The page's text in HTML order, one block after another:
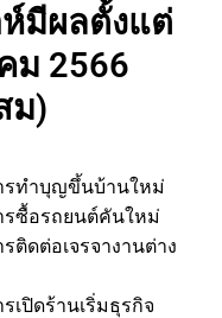
มีผลตั้งแต่
ม 2566
ม)
รทำบุญขึ้นบ้านใหม่
รซื้อรถยนต์คันใหม่
ติดต่อเจรจางานต่าง
เปิดร้านเริ่มธุรกิจ